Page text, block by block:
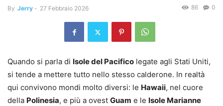
By Jerry - 27 Febbraio 2026 0
86
Quando si parla di Isole del Pacifico legate agli Stati Uniti,
si tende a mettere tutto nello stesso calderone. In realtà
qui convivono mondi molto diversi: le Hawaii, nel cuore
della Polinesia, e più a ovest Guam e le Isole Marianne